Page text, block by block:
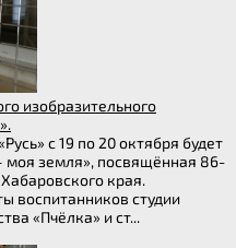
изобразительного
с 19 по 20 октября будет
моя земля», посвящённая 86-
края.
воспитанников студии
«Пчёлка» и ст...